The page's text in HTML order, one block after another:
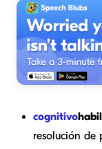
cognitivo
resolución de